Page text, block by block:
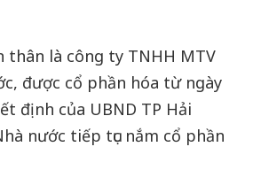
thân là công ty TNHH MTV
được cổ phần hóa từ ngày
định của UBND TP Hải
nước tiếp tục nắm cổ phần